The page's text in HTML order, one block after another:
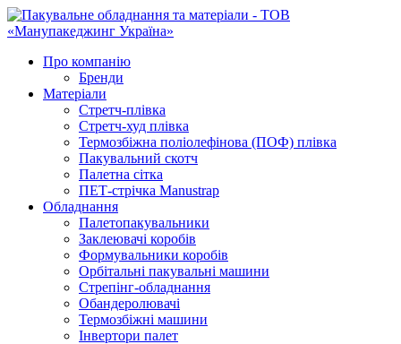
Про компанію
Бренди
Матеріали
Стретч-плівка
Стретч-худ плівка
Термозбіжна поліолефінова (ПОФ) плівка
Пакувальний скотч
Палетна сітка
ПЕТ-стрічка Manustrap
Обладнання
Палетопакувальники
Заклеювачі коробів
Формувальники коробів
Орбітальні пакувальні машини
Стрепінг-обладнання
Обандеролювачі
Термозбіжні машини
Інвертори палет